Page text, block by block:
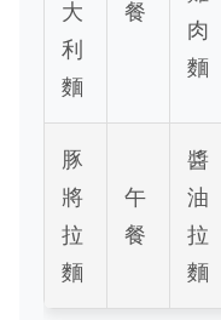
大
利
麵
餐
肉
麵
豚
將
拉
麵
午
餐
醬
油
拉
麵